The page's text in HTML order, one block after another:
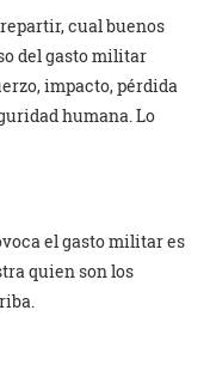
cual buenos
del gasto militar
impacto, pérdida
humana. Lo
el gasto militar es
quien son los